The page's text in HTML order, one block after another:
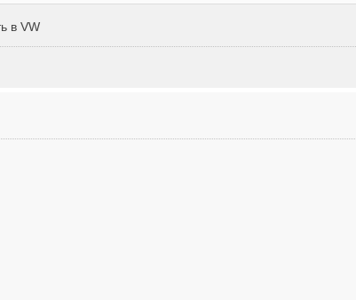
в VW